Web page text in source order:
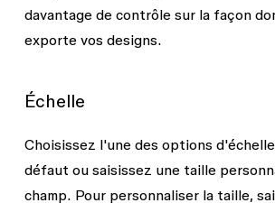
davantage de contrôle sur la façon
exporte vos designs.
Échelle
Choisissez l'une des options
défaut ou saisissez une taille
champ. Pour personnaliser la taille,